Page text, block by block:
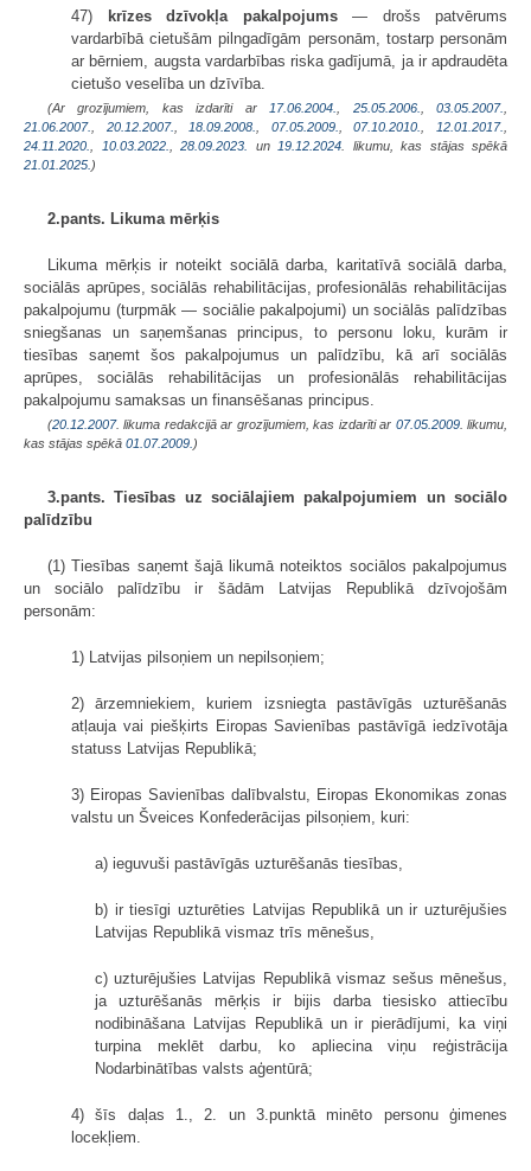
47) krīzes dzīvokļa pakalpojums— drošs patvērums
vardarbībā cietušām pilngadīgām personām, tostarp personām
ar bērniem, augsta vardarbības riska gadījumā, ja ir apdraudēta
cietušo veselība un dzīvība.
(Ar grozījumiem, kas izdarīti ar 17.06.2004. 25.05.2006. ,03.05.2007.
21.06.2007.
20.12.2007. 18.09.2008. 07.05.2009. ,07.10.2010. 12.01.2017.
24.11.2020.
10.03.2022. 28.09.2023. un 19.12.2024 . likumu, kas stājas spēkā
21.01.2025. )
2.pants. Likuma mērķis
Likuma mērķis ir noteikt sociālā darba, karitatīvā sociālā darba,
sociālās aprūpes, sociālās rehabilitācijas, profesionālās rehabilitācijas
pakalpojumu (turpmāk — sociālie pakalpojumi) un sociālās palīdzības
sniegšanas un saņemšanas principus, to personu loku, kurām ir
tiesības saņemt šos pakalpojumus un palīdzību, kā arī sociālās
aprūpes, sociālās rehabilitācijas un profesionālās rehabilitācijas
pakalpojumu samaksas un finansēšanas principus.
(20.12.2007. likuma redakcijā ar grozījumiem, kas izdarīti ar 07.05.2009. likumu,
kas stājas spēkā 01.07.2009. )
3.pants. Tiesības uz sociālajiem pakalpojumiem un sociālo
palīdzību
(1) Tiesības saņemt šajā likumā noteiktos sociālos pakalpojumus
un sociālo palīdzību ir šādām Latvijas Republikā dzīvojošām
personām:
1) Latvijas pilsoņiem un nepilsoņiem;
2) ārzemniekiem, kuriem izsniegta pastāvīgās uzturēšanās
atļauja vai piešķirts Eiropas Savienības pastāvīgā iedzīvotāja
statuss Latvijas Republikā;
3) Eiropas Savienības dalībvalstu, Eiropas Ekonomikas zonas
valstu un Šveices Konfederācijas pilsoņiem, kuri:
a) ieguvuši pastāvīgās uzturēšanās tiesības,
b) ir tiesīgi uzturēties Latvijas Republikā un ir uzturējušies
Latvijas Republikā vismaz trīs mēnešus,
c) uzturējušies Latvijas Republikā vismaz sešus mēnešus,
ja uzturēšanās mērķis ir bijis darba tiesisko attiecību
nodibināšana Latvijas Republikā un ir pierādījumi, ka viņi
turpina meklēt darbu, ko apliecina viņu reģistrācija
Nodarbinātības valsts aģentūrā;
4) šīs daļas 1., 2. un 3.punktā minēto personu ģimenes
locekļiem.